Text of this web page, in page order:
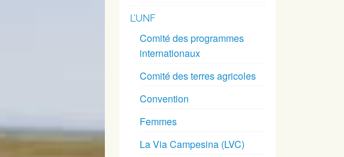
L’UNF
Comité des programmes
internationaux
Comité des terres agricoles
Convention
Femmes
La Via Campesina (LVC)